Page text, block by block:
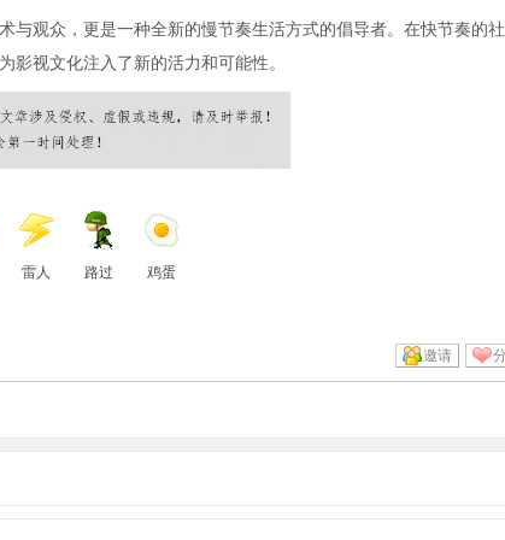
与观众，更是一种全新的慢节奏生活方式的倡导者。在快节奏的
影视文化注入了新的活力和可能性。
雷人 路过 鸡蛋
邀请